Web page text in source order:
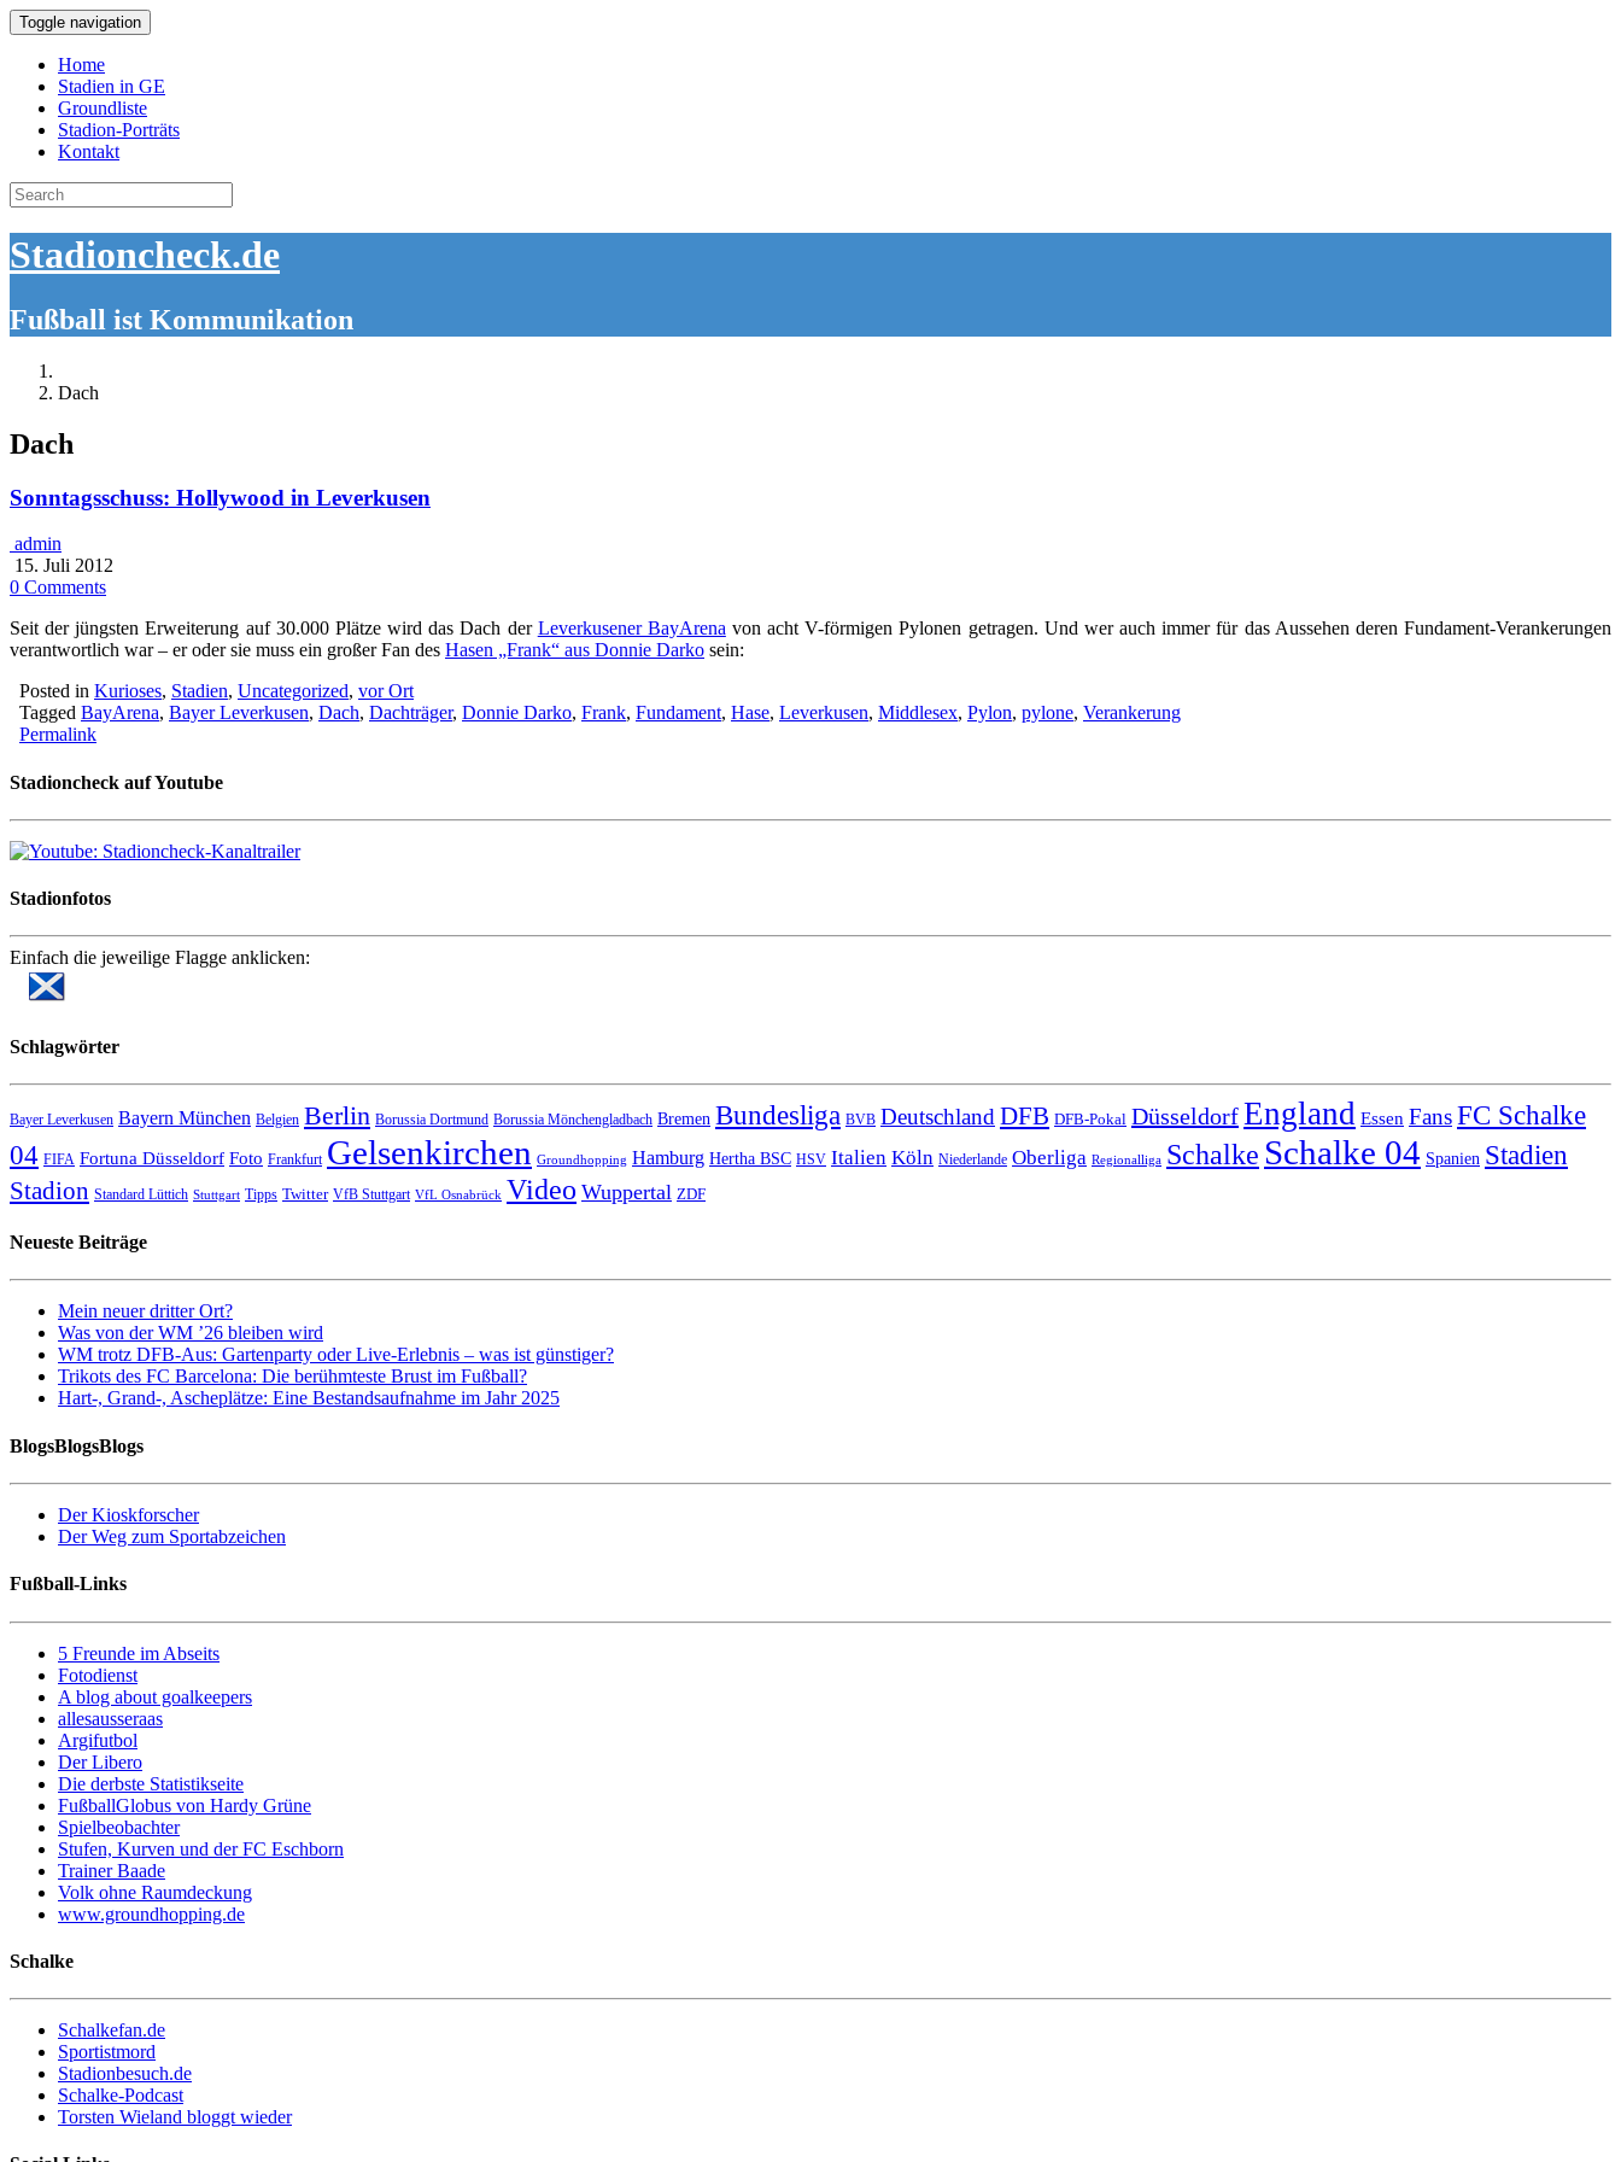
Toggle navigation
Home
Stadien in GE
Groundliste
Stadion-Porträts
Kontakt
Search
for:
Stadioncheck.de
Fußball ist Kommunikation
Dach
Dach
Sonntagsschuss: Hollywood in Leverkusen
admin
15. Juli 2012
0 Comments
Seit der jüngsten Erweiterung auf 30.000 Plätze wird das Dach der Leverkusener BayArena von acht V-förmigen Pylonen getragen. Und wer auch immer für das Aussehen deren Fundament-Verankerungen
verantwortlich war – er oder sie muss ein großer Fan des Hasen „Frank“ aus Donnie Darko sein:
Posted in Kurioses, Stadien, Uncategorized, vor Ort
Tagged BayArena, Bayer Leverkusen, Dach, Dachträger, Donnie Darko, Frank, Fundament, Hase, Leverkusen, Middlesex, Pylon, pylone, Verankerung
Permalink
Stadioncheck auf Youtube
Stadionfotos
Einfach die jeweilige Flagge anklicken:
Schlagwörter
Bayer Leverkusen Bayern München Belgien Berlin Borussia Dortmund Borussia Mönchengladbach Bremen Bundesliga BVB Deutschland DFB DFB-Pokal DüsseldorfEngland Essen FansFC Schalke
04 FIFA Fortuna Düsseldorf Foto Frankfurt Gelsenkirchen Groundhopping Hamburg Hertha BSC HSV Italien Köln Niederlande Oberliga Regionalliga Schalke Schalke 04 Spanien Stadien
Stadion Standard Lüttich Stuttgart Tipps Twitter VfB Stuttgart VfL Osnabrück Video Wuppertal ZDF
Neueste Beiträge
Mein neuer dritter Ort?
Was von der WM ’26 bleiben wird
WM trotz DFB-Aus: Gartenparty oder Live-Erlebnis – was ist günstiger?
Trikots des FC Barcelona: Die berühmteste Brust im Fußball?
Hart-, Grand-, Ascheplätze: Eine Bestandsaufnahme im Jahr 2025
BlogsBlogsBlogs
Der Kioskforscher
Der Weg zum Sportabzeichen
Fußball-Links
5 Freunde im Abseits
Fotodienst
A blog about goalkeepers
allesausseraas
Argifutbol
Der Libero
Die derbste Statistikseite
FußballGlobus von Hardy Grüne
Spielbeobachter
Stufen, Kurven und der FC Eschborn
Trainer Baade
Volk ohne Raumdeckung
www.groundhopping.de
Schalke
Schalkefan.de
Sportistmord
Stadionbesuch.de
Schalke-Podcast
Torsten Wieland bloggt wieder